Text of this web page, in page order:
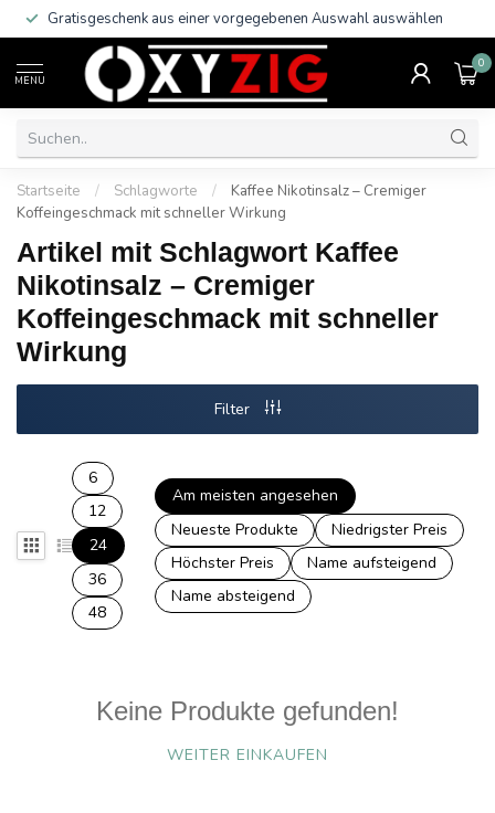
Gratisgeschenk aus einer vorgegebenen Auswahl auswählen
MENU
0
Startseite / Schlagworte /
Kaffee Nikotinsalz – Cremiger
Koffeingeschmack mit schneller Wirkung
Artikel mit Schlagwort Kaffee
Nikotinsalz – Cremiger
Koffeingeschmack mit schneller
Wirkung
Filter
6
12
24
36
48
Am meisten angesehen
Neueste Produkte
Niedrigster Preis
Höchster Preis
Name aufsteigend
Name absteigend
Keine Produkte gefunden!
WEITER EINKAUFEN